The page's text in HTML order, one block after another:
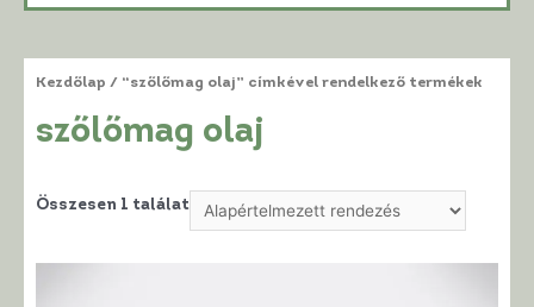
Kezdőlap / “szőlőmag olaj” címkével rendelkező termékek
szőlőmag olaj
Összesen 1 találat